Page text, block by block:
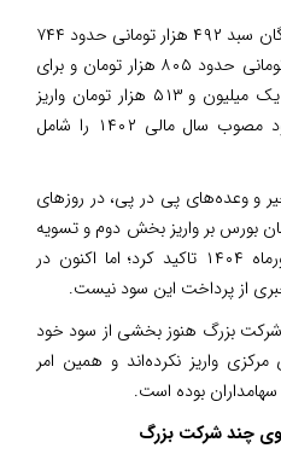
در مرحله نخست سود، برای دارندگان سبد ۴۹۲ هزار تومانی حدود ۷۴۴
هزار تومان، برای سبد ۵۳۲ هزار تومانی حدود ۸۰۵ هزار تومان و برای
سبد یک میلیون تومانی بیش از یک میلیون و ۵۱۳ هزار تومان واریز
شد. این ارقام تقریبا نیمی از سود مصوب سال مالی ۱۴۰۲ را شامل
و وعده‌های پی در پی، در روزهای
بورس بر واریز بخش دوم و تسویه
سود سهام عدالت تا پایان شهریورماه ۱۴۰۴ تاکید کرد؛ اما اکنون در
از پرداخت این سود نیست.
بزرگ هنوز بخشی از سود خود
واریز نکرده‌اند و همین امر
بوده است.
چند شرکت بزرگ